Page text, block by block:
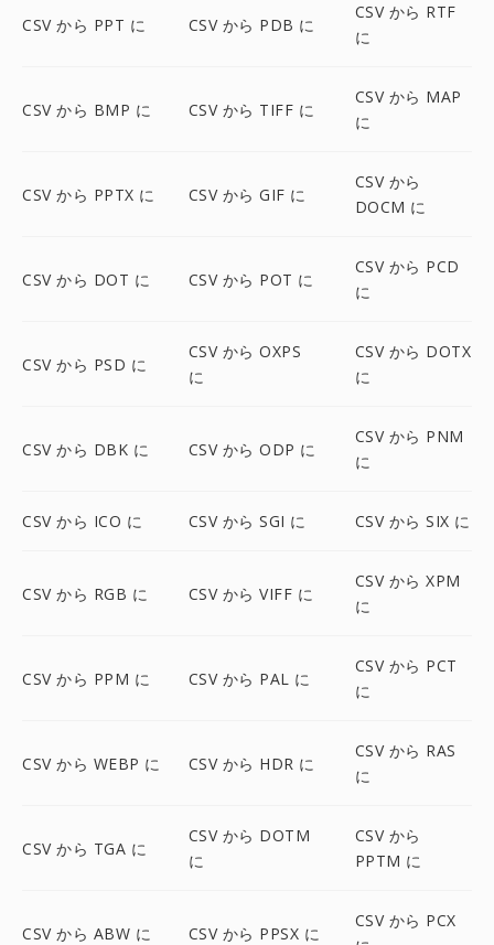
CSV から PPT に CSV から PDB に
CSV から RTF
に
CSV から BMP に CSV から TIFF に
CSV から MAP
に
CSV から PPTX に CSV から GIF に
CSV から
DOCM に
CSV から DOT に CSV から POT に
CSV から PCD
に
CSV から PSD に
CSV から OXPS
に
CSV から DOTX
に
CSV から DBK に CSV から ODP に
CSV から PNM
に
CSV から ICO に CSV から SGI に CSV から SIX に
CSV から RGB に CSV から VIFF に
CSV から XPM
に
CSV から PPM に CSV から PAL に
CSV から PCT
に
CSV から WEBP に CSV から HDR に
CSV から RAS
に
CSV から TGA に
CSV から DOTM
に
CSV から
PPTM に
CSV から ABW に CSV から PPSX に
CSV から PCX